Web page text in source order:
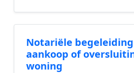
Notariële
aankoop of
woning